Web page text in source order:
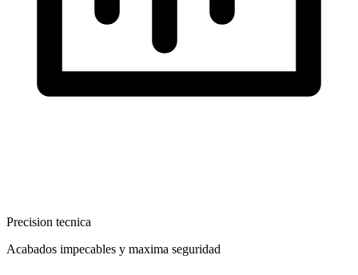
Precision tecnica
Acabados impecables y maxima seguridad